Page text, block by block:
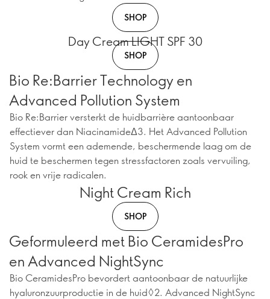
SHOP
Day Cream LIGHT SPF 30
SHOP
Bio Re:Barrier Technology en
Advanced Pollution System
Bio Re:Barrier versterkt de huidbarrière aantoonbaar
effectiever dan NiacinamideΔ3. Het Advanced Pollution
System vormt een ademende, beschermende laag om de
huid te beschermen tegen stressfactoren zoals vervuiling,
rook en vrije radicalen.
Night Cream Rich
SHOP
Geformuleerd met Bio CeramidesPro
en Advanced NightSync
Bio CeramidesPro bevordert aantoonbaar de natuurlijke
hyaluronzuurproductie in de huid◊2. Advanced NightSync